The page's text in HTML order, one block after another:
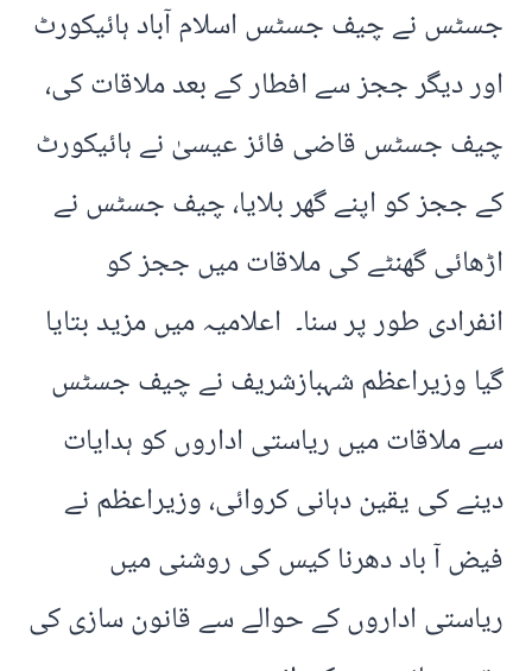
جسٹس نے چیف جسٹس اسلام آباد ہائیکورٹ
اور دیگر ججز سے افطار کے بعد ملاقات کی،
چیف جسٹس قاضی فائز عیسیٰ نے ہائیکورٹ
کے ججز کو اپنے گھر بلایا، چیف جسٹس نے
اڑھائی گھنٹے کی ملاقات میں ججز کو
انفرادی طور پر سنا۔ اعلامیہ میں مزید بتایا
گیا وزیراعظم شہبازشریف نے چیف جسٹس
سے ملاقات میں ریاستی اداروں کو ہدایات
دینے کی یقین دہانی کروائی، وزیراعظم نے
فیض آ باد دھرنا کیس کی روشنی میں
ریاستی اداروں کے حوالے سے قانون سازی کی